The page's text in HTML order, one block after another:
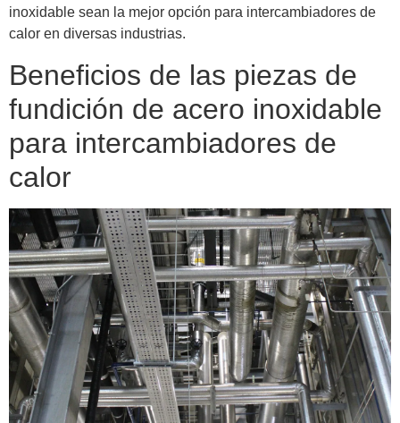
inoxidable sean la mejor opción para intercambiadores de
calor en diversas industrias.
Beneficios de las piezas de
fundición de acero inoxidable
para intercambiadores de
calor